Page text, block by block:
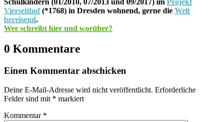
Vierseithof(*1768) in Dresden wohnend, gerne die Welt
bereisend.
Wer schreibt hier und worüber?
0 Kommentare
Einen Kommentar abschicken
Deine E-Mail-Adresse wird nicht veröffentlicht. Erforderliche
Felder sind mit * markiert
Kommentar *